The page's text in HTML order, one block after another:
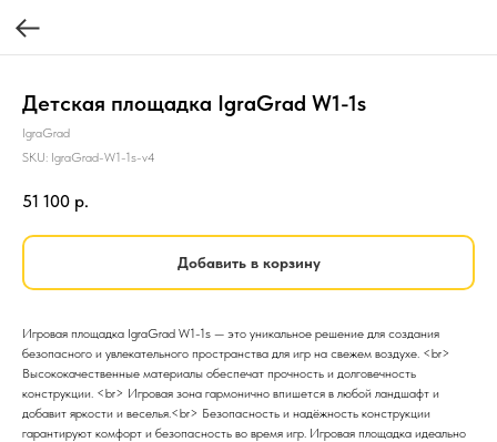
Детская площадка IgraGrad W1-1s
IgraGrad
SKU: IgraGrad-W1-1s-v4
51 100 р.
Добавить в корзину
Игровая площадка IgraGrad W1-1s — это уникальное решение для создания
безопасного и увлекательного пространства для игр на свежем воздухе. <br>
Высококачественные материалы обеспечат прочность и долговечность
конструкции. <br> Игровая зона гармонично впишется в любой ландшафт и
добавит яркости и веселья.<br> Безопасность и надёжность конструкции
гарантируют комфорт и безопасность во время игр. Игровая площадка идеально